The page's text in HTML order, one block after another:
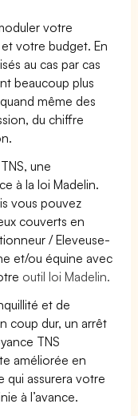
votre
votre budget. En
au cas par cas
beaucoup plus
même des
du chiffre
une
à la loi Madelin.
vous pouvez
couverts en
/ Eleveuse-
et/ou équine avec
outil loi Madelin.
et de
coup dur, un arrêt
TNS
améliorée en
qui assurera votre
à l’avance.